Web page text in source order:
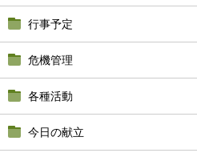
行事予定
危機管理
各種活動
今日の献立